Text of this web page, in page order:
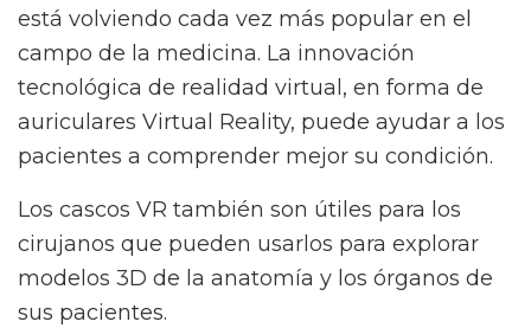
está volviendo cada vez más popular en el
campo de la medicina. La innovación
tecnológica de realidad virtual, en forma de
auriculares Virtual Reality, puede ayudar a los
pacientes a comprender mejor su condición.
Los cascos VR también son útiles para los
cirujanos que pueden usarlos para explorar
modelos 3D de la anatomía y los órganos de
sus pacientes.